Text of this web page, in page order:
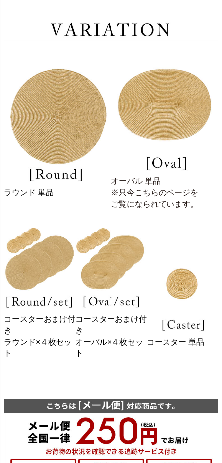
ラウンド 単品
オーバル 単品
※只今こちらのページを
ご覧になられています。
コースターおまけ付
き
ラウンド×４枚セッ
ト
コースターおまけ付
き
オーバル×４枚セッ
ト
コースター 単品